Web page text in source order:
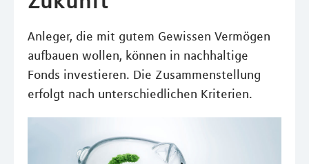
Anleger, die mit gutem Gewissen Vermögen
aufbauen wollen, können in nachhaltige
Fonds investieren. Die Zusammenstellung
erfolgt nach unterschiedlichen Kriterien.